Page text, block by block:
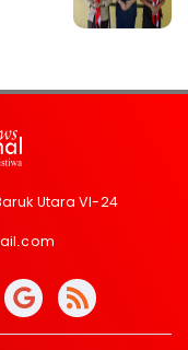
Utara VI-24